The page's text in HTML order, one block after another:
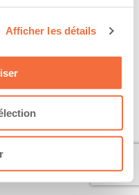
Afficher les détails